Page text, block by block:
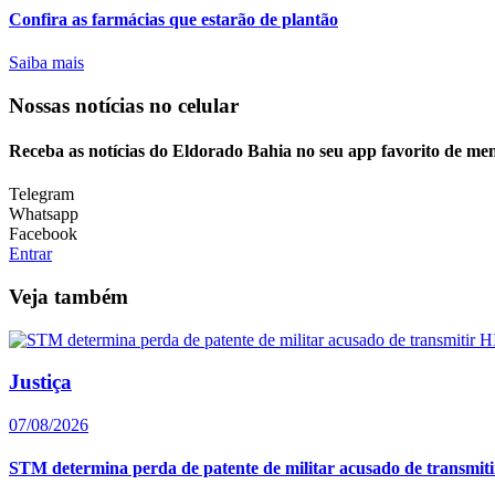
Confira as farmácias que estarão de plantão
Saiba mais
Nossas notícias no celular
Receba as notícias do Eldorado Bahia no seu app favorito de
Telegram
Whatsapp
Facebook
Entrar
Veja também
Justiça
07/08/2026
STM determina perda de patente de militar acusado de